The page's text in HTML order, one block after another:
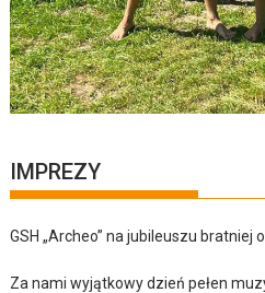
IMPREZY
GSH „Archeo” na jubileuszu bratniej
Za nami wyjątkowy dzień pełen